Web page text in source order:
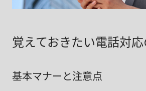
覚えておきたい電話対
基本マナーと注意点